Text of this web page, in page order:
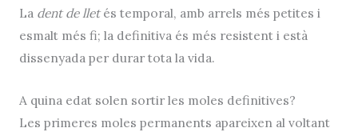
La dent de lletés temporal, amb arrels més petites i
esmalt més fi; la definitiva és més resistent i està
dissenyada per durar tota la vida.
A quina edat solen sortir les moles definitives?
Les primeres moles permanents apareixen al voltant